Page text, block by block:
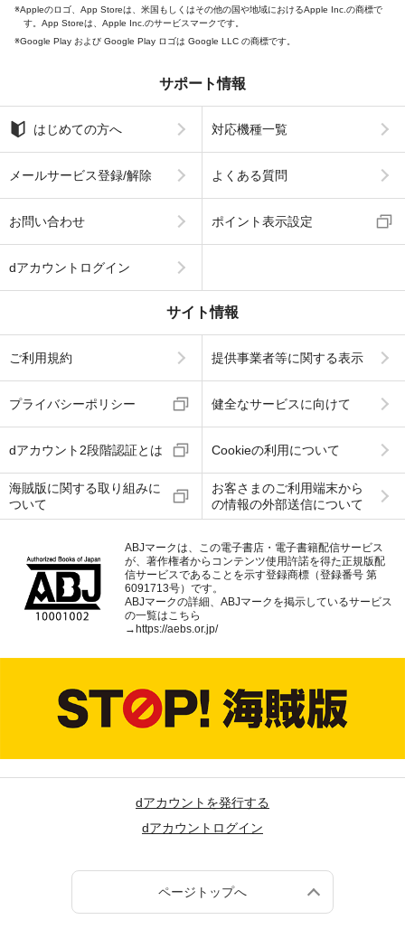
Appleのロゴ、App Storeは、米国もしくはその他の国や地域におけるApple Inc.の商標で
す。App Storeは、Apple Inc.のサービスマークです。
Google Play および Google Play ロゴは Google LLC の商標です。
サポート情報
はじめての方へ 対応機種一覧
メールサービス登録/解除 よくある質問
お問い合わせ ポイント表示設定
dアカウントログイン
サイト情報
ご利用規約 提供事業者等に関する表示
プライバシーポリシー 健全なサービスに向けて
dアカウント2段階認証とは Cookieの利用について
海賊版に関する取り組みに
ついて
お客さまのご利用端末から
の情報の外部送信について
ABJマークは、この電子書店・電子書籍配信サービス
が、著作権者からコンテンツ使用許諾を得た正規版配
信サービスであることを示す登録商標（登録番号 第
6091713号）です。
ABJマークの詳細、ABJマークを掲示しているサービス
の一覧はこちら
→ https://aebs.or.jp/
dアカウントを発行する
dアカウントログイン
ページトップへ